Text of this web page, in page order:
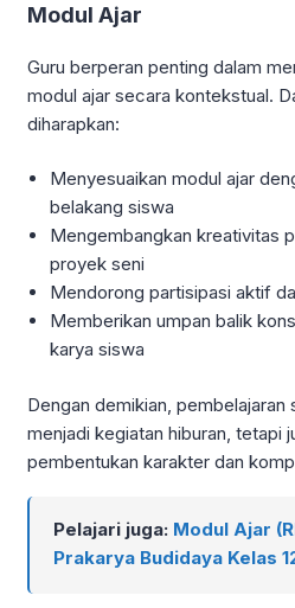
Modul Ajar
Guru berperan penting dalam
modul ajar secara kontekstual.
diharapkan:
Menyesuaikan modul ajar
belakang siswa
Mengembangkan kreativitas
proyek seni
Mendorong partisipasi aktif
Memberikan umpan balik
karya siswa
Dengan demikian, pembelajaran
menjadi kegiatan hiburan, tetapi
pembentukan karakter dan
Pelajari juga: Modul Ajar
Prakarya Budidaya Kelas